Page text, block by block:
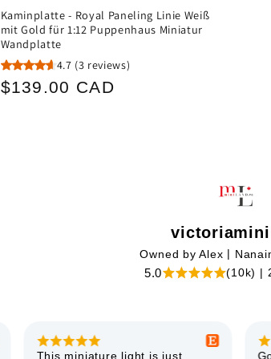
Kaminplatte - Royal Paneling Linie Weiß
mit Gold für 1:12 Puppenhaus Miniatur
Wandplatte
4.7 (3 reviews)
Normaler
$139.00 CAD
Owned by Alex |
5.0 (10k) |
This miniature light is just